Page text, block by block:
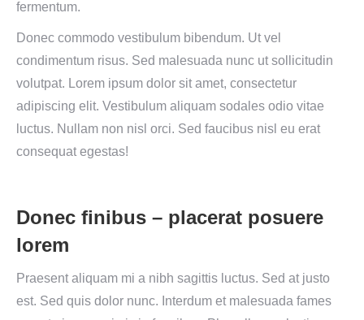
fermentum.
Donec commodo vestibulum bibendum. Ut vel
condimentum risus. Sed malesuada nunc ut sollicitudin
volutpat. Lorem ipsum dolor sit amet, consectetur
adipiscing elit. Vestibulum aliquam sodales odio vitae
luctus. Nullam non nisl orci. Sed faucibus nisl eu erat
consequat egestas!
Donec finibus – placerat posuere
lorem
Praesent aliquam mi a nibh sagittis luctus. Sed at justo
est. Sed quis dolor nunc. Interdum et malesuada fames